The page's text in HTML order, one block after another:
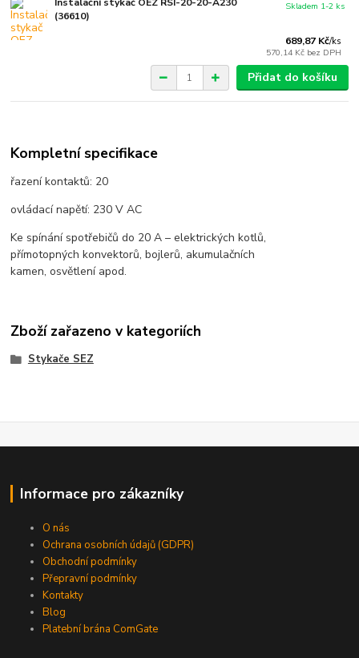
(36610)
689,87 Kč/ks
570,14 Kč bez DPH
Skladem 1-2 ks
Přidat do košíku
Kompletní specifikace
řazení kontaktů: 20
ovládací napětí: 230 V AC
Ke spínání spotřebičů do 20 A – elektrických kotlů,
přímotopných konvektorů, bojlerů, akumulačních
kamen, osvětlení apod.
Zboží zařazeno v kategoriích
Stykače SEZ
Informace pro zákazníky
O nás
Ochrana osobních údajů (GDPR)
Obchodní podmínky
Přepravní podmínky
Kontakty
Blog
Platební brána ComGate